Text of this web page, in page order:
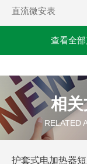
直流微安表
查看全
相
RELATED